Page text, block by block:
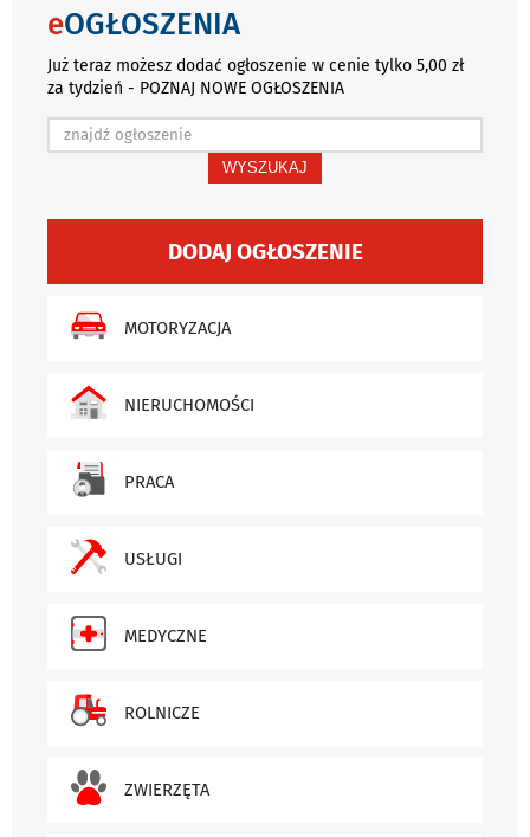
eOGŁOSZENIA
Już teraz możesz dodać ogłoszenie w cenie tylko 5,00 zł
za tydzień - POZNAJ NOWE OGŁOSZENIA
WYSZUKAJ
DODAJ OGŁOSZENIE
MOTORYZACJA
NIERUCHOMOŚCI
PRACA
USŁUGI
MEDYCZNE
ROLNICZE
ZWIERZĘTA